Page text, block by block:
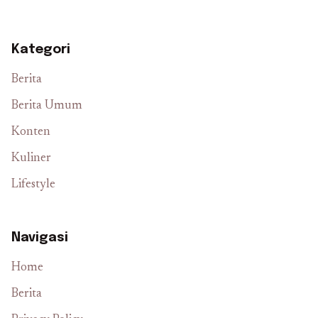
Kategori
Berita
Berita Umum
Konten
Kuliner
Lifestyle
Navigasi
Home
Berita